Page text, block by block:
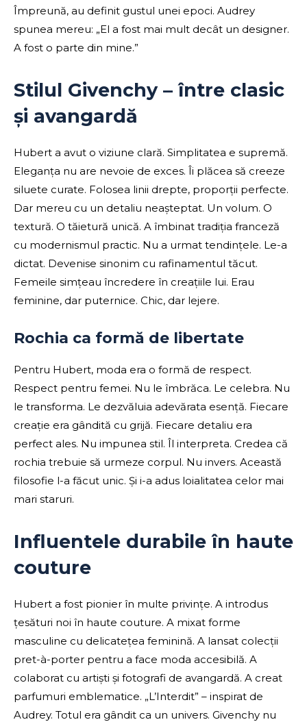
Împreună, au definit gustul unei epoci. Audrey
spunea mereu: „El a fost mai mult decât un designer.
A fost o parte din mine.”
Stilul Givenchy – între clasic
și avangardă
Hubert a avut o viziune clară. Simplitatea e supremă.
Eleganța nu are nevoie de exces. Îi plăcea să creeze
siluete curate. Folosea linii drepte, proporții perfecte.
Dar mereu cu un detaliu neașteptat. Un volum. O
textură. O tăietură unică. A îmbinat tradiția franceză
cu modernismul practic. Nu a urmat tendințele. Le-a
dictat. Devenise sinonim cu rafinamentul tăcut.
Femeile simțeau încredere în creațiile lui. Erau
feminine, dar puternice. Chic, dar lejere.
Rochia ca formă de libertate
Pentru Hubert, moda era o formă de respect.
Respect pentru femei. Nu le îmbrăca. Le celebra. Nu
le transforma. Le dezvăluia adevărata esență. Fiecare
creație era gândită cu grijă. Fiecare detaliu era
perfect ales. Nu impunea stil. Îl interpreta. Credea că
rochia trebuie să urmeze corpul. Nu invers. Această
filosofie l-a făcut unic. Și i-a adus loialitatea celor mai
mari staruri.
Influentele durabile în haute
couture
Hubert a fost pionier în multe privințe. A introdus
țesături noi în haute couture. A mixat forme
masculine cu delicatețea feminină. A lansat colecții
pret-à-porter pentru a face moda accesibilă. A
colaborat cu artiști și fotografi de avangardă. A creat
parfumuri emblematice. „L’Interdit” – inspirat de
Audrey. Totul era gândit ca un univers. Givenchy nu